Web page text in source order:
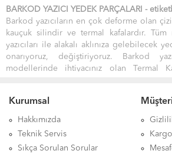
BARKOD YAZICI YEDEK PARÇALARI - etiket
Barkod yazıcıların en çok deforme olan
kauçuk silindir vetermal kafalardır. Tüm
yazıcıları ile alakalı aklınıza gelebilecek
onarıyoruz, değiştiriyoruz. Barkod
modellerinde ihtiyacınız olan Termal
bulabilirsiniz.Barkod yazıcı kurulumu ve
hizmetlerimizden
Hizmeti ♦vermekteyiz.
Kurumsal
Hakkımızda
Teknik Servis
Sıkça Sorulan Sorular